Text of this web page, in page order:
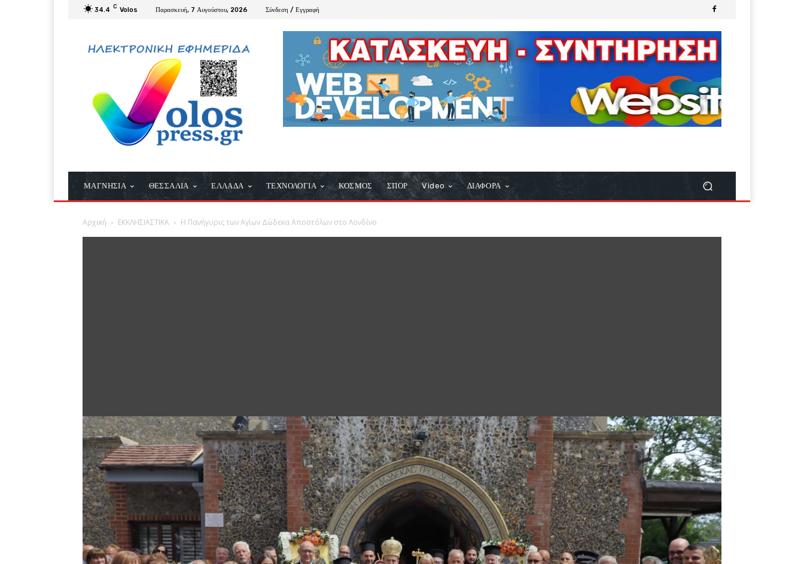
34.4 C Volos Παρασκευή, 7 Αυγούστου, 2026 Σύνδεση / Εγγραφή
ΜΑΓΝΗΣΙΑ ΘΕΣΣΑΛΙΑ ΕΛΛΑΔΑ ΤΕΧΝΟΛΟΓΙΑ ΚΟΣΜΟΣ ΣΠΟΡ Video ΔΙΑΦΟΡΑ
Αρχική ΕΚΚΛΗΣΙΑΣΤΙΚΑ Η Πανήγυρις των Αγίων Δώδεκα Αποστόλων στο Λονδίνο